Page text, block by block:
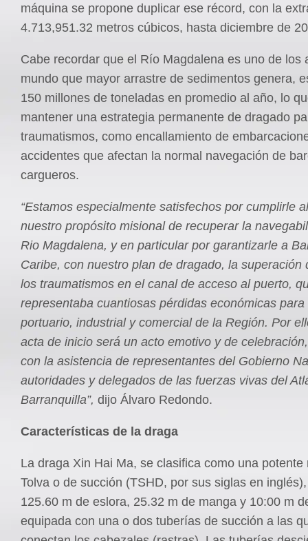
máquina se propone duplicar ese récord, con la
4.713,951.32 metros cúbicos, hasta diciembre de
Cabe recordar que el Río Magdalena es uno de los
mundo que mayor arrastre de sedimentos genera,
150 millones de toneladas en promedio al año, lo
mantener una estrategia permanente de dragado
traumatismos, como encallamiento de
accidentes que afectan la normal navegación de
cargueros.
“Estamos especialmente satisfechos por cumplirle
nuestro propósito misional de recuperar la
Rio Magdalena, y en particular por garantizarle a
Caribe, con nuestro plan de dragado, la superación
los traumatismos en el canal de acceso al puerto,
representaba cuantiosas pérdidas económicas para
portuario, industrial y comercial de la Región. Por
acta de inicio será un acto emotivo y de
con la asistencia de representantes del Gobierno
autoridades y delegados de las fuerzas vivas del
Barranquilla”, dijo Álvaro Redondo.
Características de la draga
La draga Xin Hai Ma, se clasifica como una potente
Tolva o de succión (TSHD, por sus siglas en
125.60 m de eslora, 25.32 m de manga y 10:00 m
equipada con una o dos tuberías de succión a las